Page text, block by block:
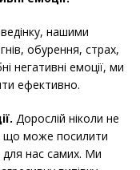
нашими
обурення, страх,
негативні емоції, ми
ефективно.
Дорослій ніколи не
що може посилити
для нас самих. Ми